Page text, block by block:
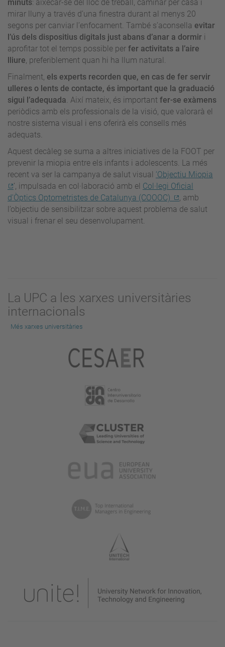
minuts: aixecar-se del lloc de treball, caminar per casa i
mirar lluny a través d’una finestra durant al menys 20
segons per canviar l’enfocament. També s’aconsella evitar
l’ús dels dispositius digitals just abans d’anar a dormir i
aprofitar tot el temps possible per fer activitats a l’aire
lliure, preferiblement quan hi ha llum natural.
Finalment, els experts recorden que, en cas de fer servir
ulleres o lents de contacte, és important que la graduació
sigui l’adequada. Així mateix, és important fer-se exàmens
periòdics amb els professionals de la visió, que valorarà el
nostre sistema visual i ens oferirà els consells més
adequats.
Aquest decàleg se suma a altres iniciatives de la FOOT per
prevenir la miopia entre els infants i adolescents. La més
recent va ser la campanya de salut visual ‘Objectiu Miopia
’, impulsada en col·laboració amb el Col·legi Oficial
d'Òptics Optometristes de Catalunya (COOOC)
, amb
l’objectiu de sensibilitzar sobre aquest problema de salut
visual i frenar el seu desenvolupament.
La UPC a les xarxes universitàries
internacionals
Més xarxes universitàries